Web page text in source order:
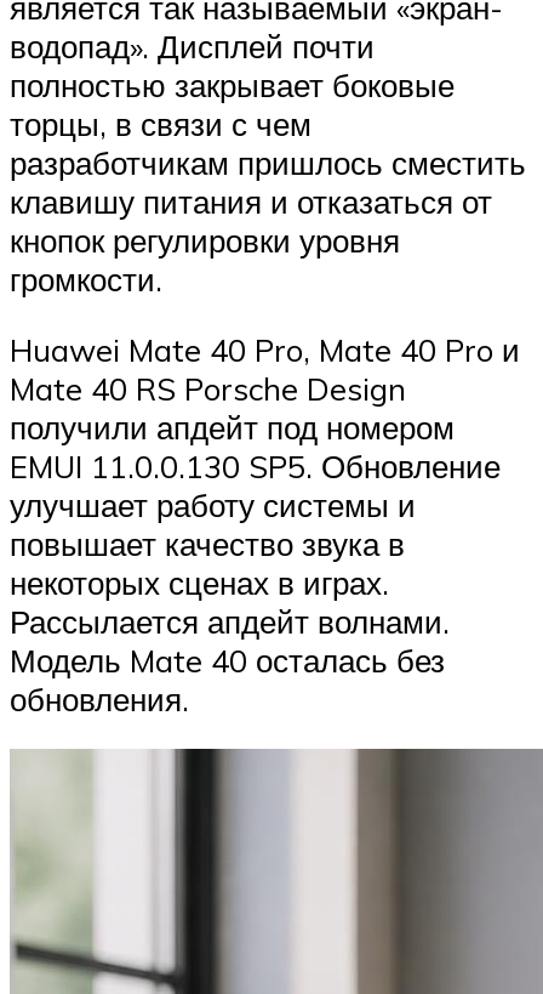
водопад». Дисплей почти
полностью закрывает боковые
торцы, в связи с чем
разработчикам пришлось сместить
клавишу питания и отказаться от
кнопок регулировки уровня
громкости.
Huawei Mate 40 Pro, Mate 40 Pro и
Mate 40 RS Porsche Design
получили апдейт под номером
EMUI 11.0.0.130 SP5. Обновление
улучшает работу системы и
повышает качество звука в
некоторых сценах в играх.
Рассылается апдейт волнами.
Модель Mate 40 осталась без
обновления.